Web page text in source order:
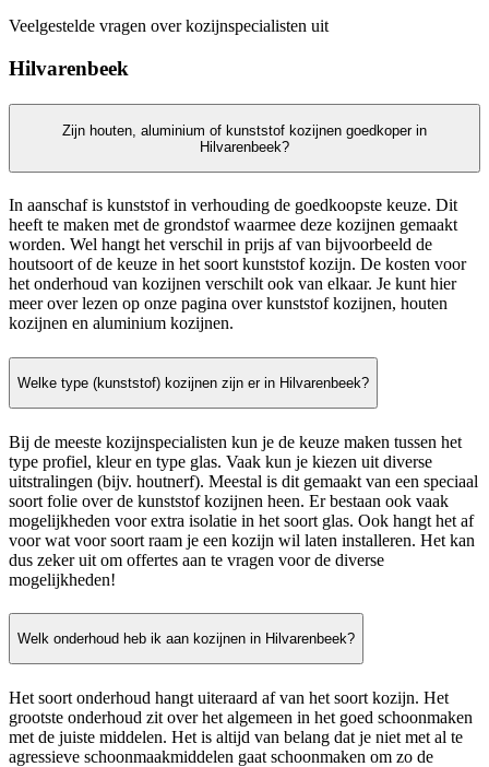
Veelgestelde vragen over kozijnspecialisten uit
Hilvarenbeek
Zijn houten, aluminium of kunststof kozijnen goedkoper in
Hilvarenbeek?
In aanschaf is kunststof in verhouding de goedkoopste keuze. Dit
heeft te maken met de grondstof waarmee deze kozijnen gemaakt
worden. Wel hangt het verschil in prijs af van bijvoorbeeld de
houtsoort of de keuze in het soort kunststof kozijn. De kosten voor
het onderhoud van kozijnen verschilt ook van elkaar. Je kunt hier
meer over lezen op onze pagina over kunststof kozijnen, houten
kozijnen en aluminium kozijnen.
Welke type (kunststof) kozijnen zijn er in Hilvarenbeek?
Bij de meeste kozijnspecialisten kun je de keuze maken tussen het
type profiel, kleur en type glas. Vaak kun je kiezen uit diverse
uitstralingen (bijv. houtnerf). Meestal is dit gemaakt van een speciaal
soort folie over de kunststof kozijnen heen. Er bestaan ook vaak
mogelijkheden voor extra isolatie in het soort glas. Ook hangt het af
voor wat voor soort raam je een kozijn wil laten installeren. Het kan
dus zeker uit om offertes aan te vragen voor de diverse
mogelijkheden!
Welk onderhoud heb ik aan kozijnen in Hilvarenbeek?
Het soort onderhoud hangt uiteraard af van het soort kozijn. Het
grootste onderhoud zit over het algemeen in het goed schoonmaken
met de juiste middelen. Het is altijd van belang dat je niet met al te
agressieve schoonmaakmiddelen gaat schoonmaken om zo de